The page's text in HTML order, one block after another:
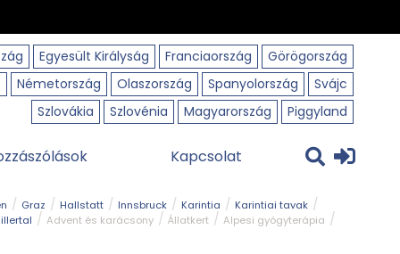
Egyesült Királyság Franciaország
Görögország
Németország Olaszország Spanyolország
Svájc
Szlovákia
Szlovénia Magyarország Piggyland
Kapcsolat
Graz Hallstatt Innsbruck Karintia
Karintiai tavak
Advent és karácsony Állatkert Alpesi gyógyterápia